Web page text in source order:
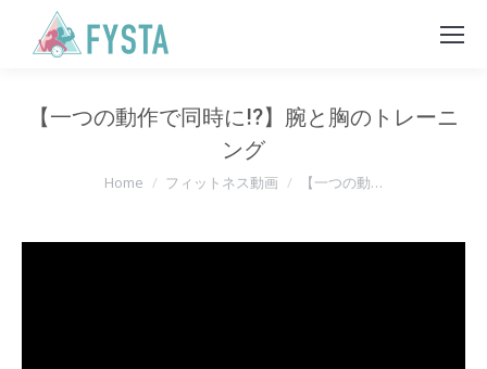
【一つの動作で同時に!?】腕と胸のトレーニ
ング
You are here:
Home フィットネス動画 【一つの動…